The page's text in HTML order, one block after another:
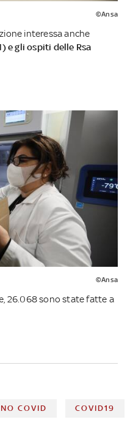
©Ansa
interessa anche
e gli ospiti delle Rsa
©Ansa
26.068 sono state fatte a
COVID COVID19